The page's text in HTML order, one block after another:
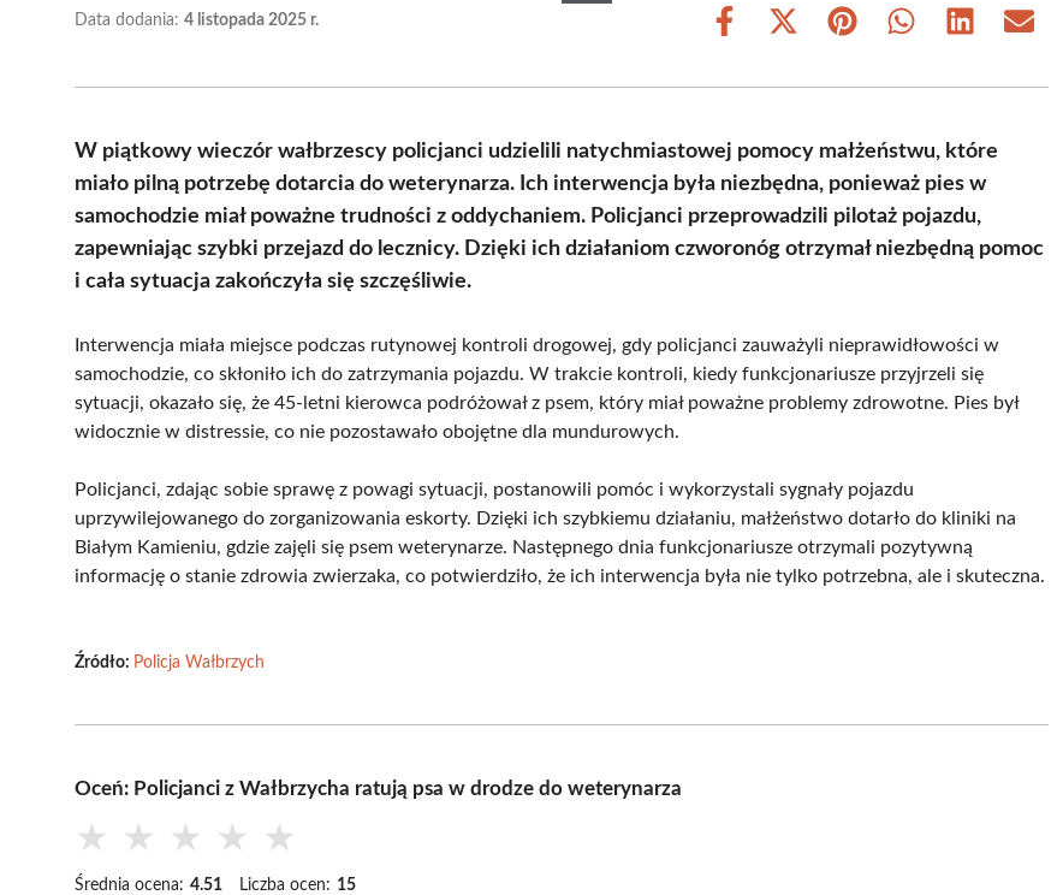
Data dodania: 4 listopada 2025 r.
Share
Share
(Twitter)
Share Share Share Share
W piątkowy wieczór wałbrzescy policjanci udzielili natychmiastowej pomocy małżeństwu, które
miało pilną potrzebę dotarcia do weterynarza. Ich interwencja była niezbędna, ponieważ pies w
samochodzie miał poważne trudności z oddychaniem. Policjanci przeprowadzili pilotaż pojazdu,
zapewniając szybki przejazd do lecznicy. Dzięki ich działaniom czworonóg otrzymał niezbędną pomoc
i cała sytuacja zakończyła się szczęśliwie.
Interwencja miała miejsce podczas rutynowej kontroli drogowej, gdy policjanci zauważyli nieprawidłowości w
samochodzie, co skłoniło ich do zatrzymania pojazdu. W trakcie kontroli, kiedy funkcjonariusze przyjrzeli się
sytuacji, okazało się, że 45-letni kierowca podróżował z psem, który miał poważne problemy zdrowotne. Pies był
widocznie w distressie, co nie pozostawało obojętne dla mundurowych.
Policjanci, zdając sobie sprawę z powagi sytuacji, postanowili pomóc i wykorzystali sygnały pojazdu
uprzywilejowanego do zorganizowania eskorty. Dzięki ich szybkiemu działaniu, małżeństwo dotarło do kliniki na
Białym Kamieniu, gdzie zajęli się psem weterynarze. Następnego dnia funkcjonariusze otrzymali pozytywną
informację o stanie zdrowia zwierzaka, co potwierdziło, że ich interwencja była nie tylko potrzebna, ale i skuteczna.
Źródło: Policja Wałbrzych
Oceń: Policjanci z Wałbrzycha ratują psa w drodze do weterynarza
★ ★ ★ ★ ★
Średnia ocena: 4.51 Liczba ocen: 15